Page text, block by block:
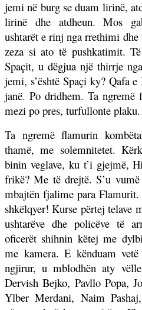
jemi në burg se duam lirinë,
lirinë dhe atdheun. Mos
ushtarët e rinj nga rrethimi dhe
zeza si ato të pushkatimit.
Spaçit, u dëgjua një thirrje
jemi, s’është Spaçi ky? Qafa
janë. Po dridhem. Ta ngremë
mezi po pres, turfullonte plaku.
Ta ngremë flamurin
thamë, me solemnitetet.
binin veglave, ku t’i gjejmë,
frikë? Me të drejtë. S’u
mbajtën fjalime para
shkëlqyer! Kurse përtej telave
ushtarëve dhe policëve të
oficerët shihnin këtej me
me kamera. E kënduam
ngjirur, u mblodhën aty
Dervish Bejko, Pavllo Popa,
Ylber Merdani, Naim